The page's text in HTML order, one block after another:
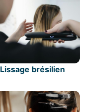
Lissage brésilien